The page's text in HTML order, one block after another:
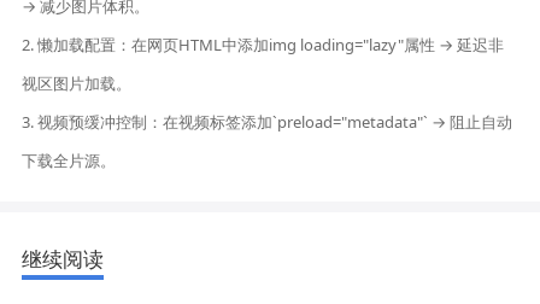
→ 减少图片体积。
2. 懒加载配置：在网页HTML中添加img loading="lazy"属性 → 延迟非
视区图片加载。
3. 视频预缓冲控制：在视频标签添加`preload="metadata"` → 阻止自动
下载全片源。
继续阅读